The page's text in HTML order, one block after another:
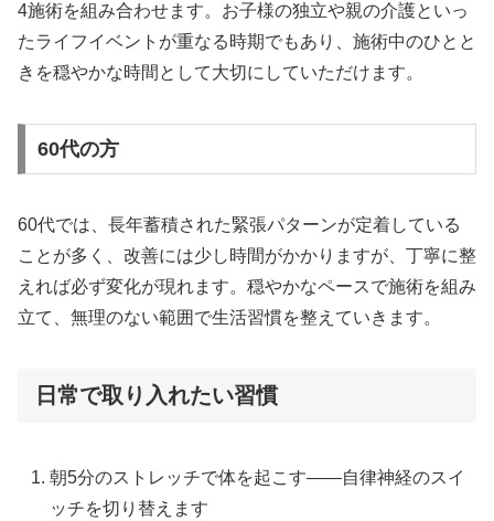
4施術を組み合わせます。お子様の独立や親の介護といっ
たライフイベントが重なる時期でもあり、施術中のひとと
きを穏やかな時間として大切にしていただけます。
60代の方
60代では、長年蓄積された緊張パターンが定着している
ことが多く、改善には少し時間がかかりますが、丁寧に整
えれば必ず変化が現れます。穏やかなペースで施術を組み
立て、無理のない範囲で生活習慣を整えていきます。
日常で取り入れたい習慣
朝5分のストレッチで体を起こす——自律神経のスイ
ッチを切り替えます